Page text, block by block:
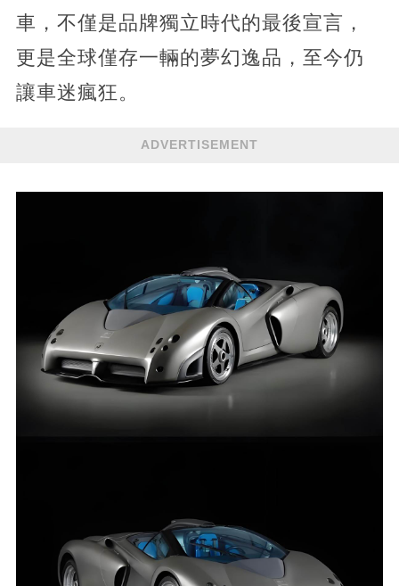
車，不僅是品牌獨立時代的最後宣言，
更是全球僅存一輛的夢幻逸品，至今仍
讓車迷瘋狂。
ADVERTISEMENT